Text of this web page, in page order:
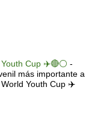
Cup ✈️🔴⚪️ -
más importante a
Youth Cup ✈️